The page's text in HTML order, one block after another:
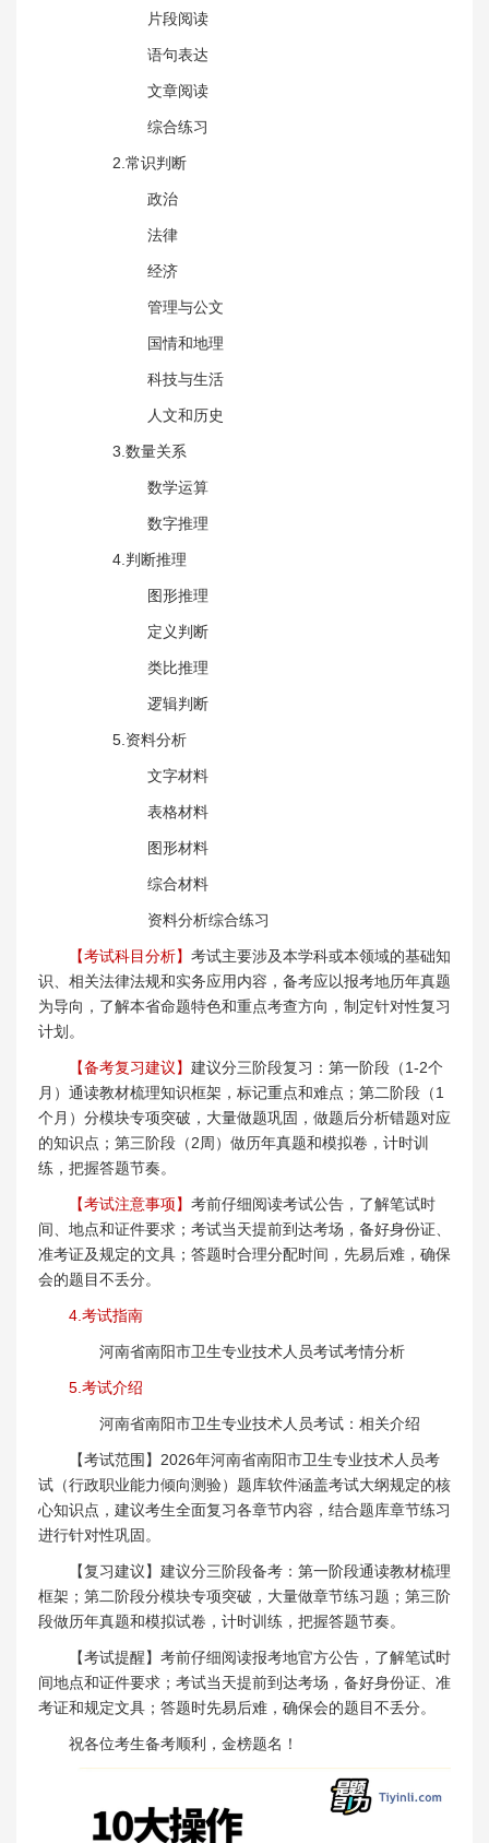
片段阅读
语句表达
文章阅读
综合练习
2.常识判断
政治
法律
经济
管理与公文
国情和地理
科技与生活
人文和历史
3.数量关系
数学运算
数字推理
4.判断推理
图形推理
定义判断
类比推理
逻辑判断
5.资料分析
文字材料
表格材料
图形材料
综合材料
资料分析综合练习
【考试科目分析】 考试主要涉及本学科或本领域的基础知
识、相关法律法规和实务应用内容，备考应以报考地历年真题
为导向，了解本省命题特色和重点考查方向，制定针对性复习
计划。
【备考复习建议】 建议分三阶段复习：第一阶段（1-2个
月）通读教材梳理知识框架，标记重点和难点；第二阶段（1
个月）分模块专项突破，大量做题巩固，做题后分析错题对应
的知识点；第三阶段（2周）做历年真题和模拟卷，计时训
练，把握答题节奏。
【考试注意事项】 考前仔细阅读考试公告，了解笔试时
间、地点和证件要求；考试当天提前到达考场，备好身份证、
准考证及规定的文具；答题时合理分配时间，先易后难，确保
会的题目不丢分。
4.考试指南
河南省南阳市卫生专业技术人员考试考情分析
5.考试介绍
河南省南阳市卫生专业技术人员考试：相关介绍
【考试范围】2026年河南省南阳市卫生专业技术人员考
试（行政职业能力倾向测验）题库软件涵盖考试大纲规定的核
心知识点，建议考生全面复习各章节内容，结合题库章节练习
进行针对性巩固。
【复习建议】建议分三阶段备考：第一阶段通读教材梳理
框架；第二阶段分模块专项突破，大量做章节练习题；第三阶
段做历年真题和模拟试卷，计时训练，把握答题节奏。
【考试提醒】考前仔细阅读报考地官方公告，了解笔试时
间地点和证件要求；考试当天提前到达考场，备好身份证、准
考证和规定文具；答题时先易后难，确保会的题目不丢分。
祝各位考生备考顺利，金榜题名！